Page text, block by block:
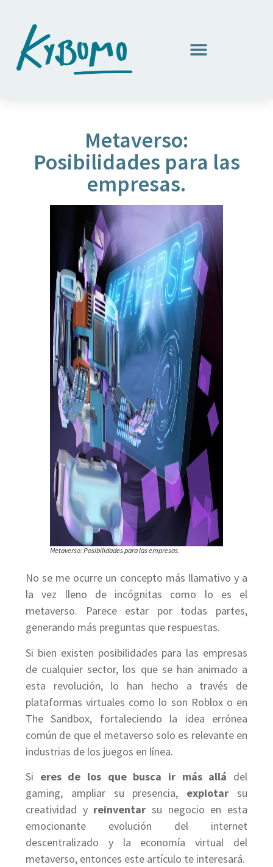
Metaverso:
Posibilidades para las
empresas.
Metaverso: Posibilidades para las empresas.
No se me ocurre un concepto más llamativo y a
la vez lleno de incógnitas como lo es el
metaverso. Parece estar por todas partes,
generando más preguntas que respuestas.
Si bien existen posibilidades para las empresas
de cualquier sector, los que se han animado a
esta revolución, lo han hecho a través de
plataformas virtuales como lo son Roblox o en
The Sandbox, fortaleciendo la idea errónea
común de que el metaverso solo es relevante en
industrias de los juegos en línea.
Si eres de los que busca ir más allá del
gaming, ampliar su presencia, explotarsu
creatividad yreinventar su negocio en esta
emocionante evolución del internet
descentralizado y la economía virtual del
metaverso, entonces este artículo te interesará.